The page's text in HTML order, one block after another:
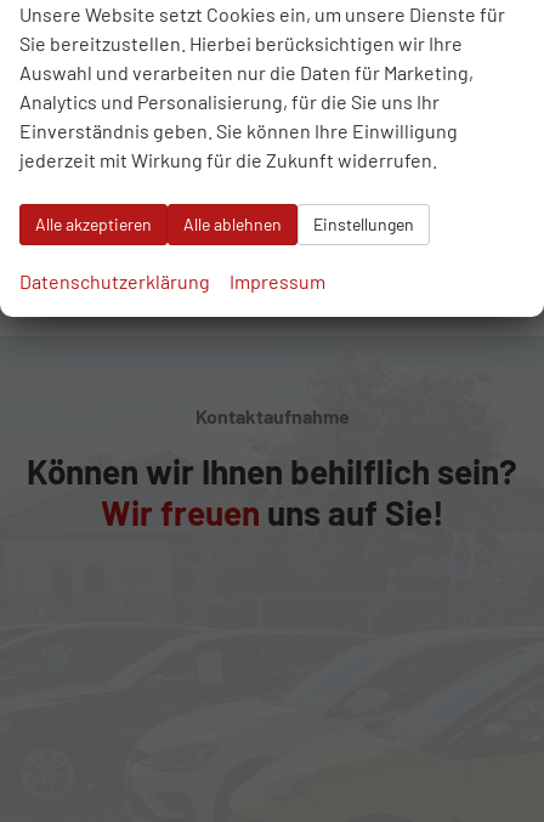
Toyota
Volkswagen
Weitere
Kontaktaufnahme
Können wir Ihnen behilflich sein?
Wir freuen uns auf Sie!
Unsere Website setzt Cookies ein, um unsere Dienste für
Sie bereitzustellen. Hierbei berücksichtigen wir Ihre
Auswahl und verarbeiten nur die Daten für Marketing,
Analytics und Personalisierung, für die Sie uns Ihr
Einverständnis geben. Sie können Ihre Einwilligung
jederzeit mit Wirkung für die Zukunft widerrufen.
Alle akzeptieren Alle ablehnen Einstellungen
Datenschutzerklärung Impressum